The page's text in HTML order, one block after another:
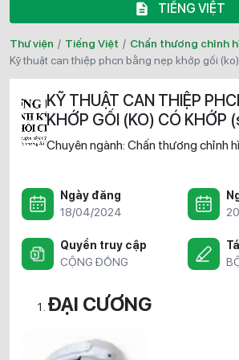
TIẾNG VIỆT
Thư viện / Tiếng Việt / Chấn thương chỉnh
kỹ thuật can thiệp phcn bằng nẹp khớp gối
KỸ THUẬT CAN THIỆP
KHỚP GỐI (KO) CÓ KHỚP
Chuyên ngành: Chấn thương chỉnh
Ngày đăng
18/04/2024
Quyền truy cập
CỘNG ĐỒNG
ĐẠI CƯƠNG